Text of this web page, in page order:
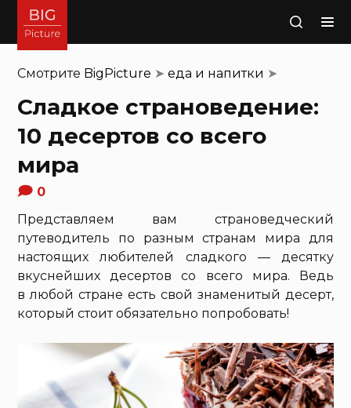
Поиск
Смотрите BigPicture ➤еда и напитки ➤
Сладкое страноведение:
10 десертов со всего
мира
0
Представляем вам страноведческий
путеводитель по разным странам мира для
настоящих любителей сладкого — десятку
вкуснейших десертов со всего мира. Ведь
в любой стране есть свой знаменитый десерт,
который стоит обязательно попробовать!